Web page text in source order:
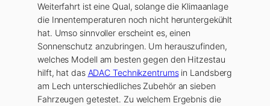
Weiterfahrt ist eine Qual, solange die Klimaanlage
die Innentemperaturen noch nicht heruntergekühlt
hat. Umso sinnvoller erscheint es, einen
Sonnenschutz anzubringen. Um herauszufinden,
welches Modell am besten gegen den Hitzestau
hilft, hat das ADAC Technikzentrumsin Landsberg
am Lech unterschiedliches Zubehör an sieben
Fahrzeugen getestet. Zu welchem Ergebnis die